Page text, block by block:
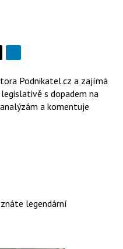
Podnikatel.cz a zajímá
s dopadem na
a komentuje
znáte legendární